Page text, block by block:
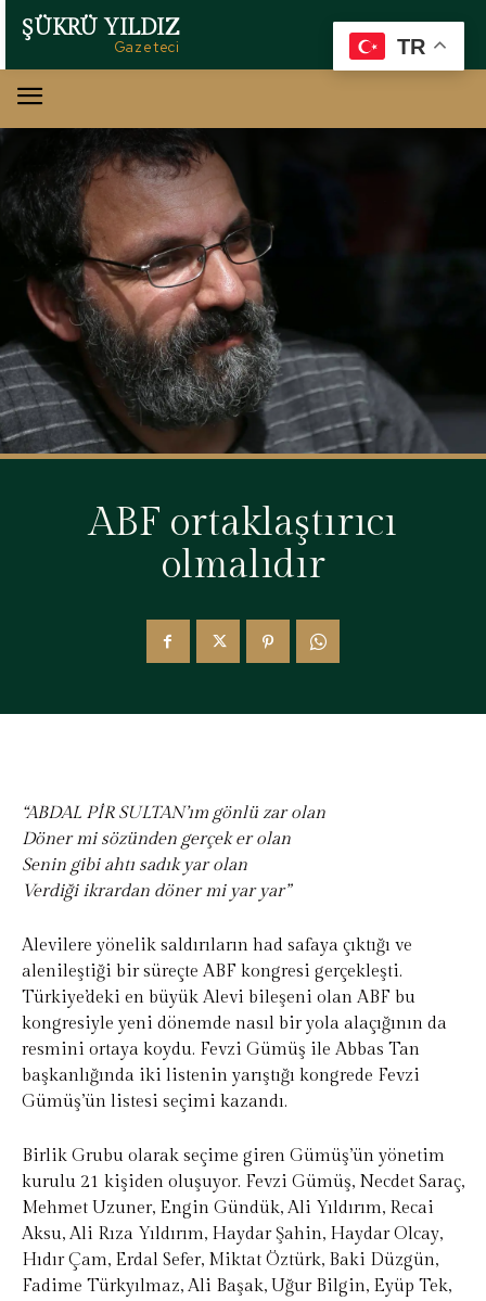
ŞÜKRÜ YILDIZ
Gazeteci
ABF ortaklaştırıcı
olmalıdır
“ABDAL PİR SULTAN’ım gönlü zar olan
Döner mi sözünden gerçek er olan
Senin gibi ahtı sadık yar olan
Verdiği ikrardan döner mi yar yar”
Alevilere yönelik saldırıların had safaya çıktığı ve
alenileştiği bir süreçte ABF kongresi gerçekleşti.
Türkiye’deki en büyük Alevi bileşeni olan ABF bu
kongresiyle yeni dönemde nasıl bir yola alaçığının da
resmini ortaya koydu. Fevzi Gümüş ile Abbas Tan
başkanlığında iki listenin yarıştığı kongrede Fevzi
Gümüş’ün listesi seçimi kazandı.
Birlik Grubu olarak seçime giren Gümüş’ün yönetim
kurulu 21 kişiden oluşuyor. Fevzi Gümüş, Necdet Saraç,
Mehmet Uzuner, Engin Gündük, Ali Yıldırım, Recai
Aksu, Ali Rıza Yıldırım, Haydar Şahin, Haydar Olcay,
Hıdır Çam, Erdal Sefer, Miktat Öztürk, Baki Düzgün,
Fadime Türkyılmaz, Ali Başak, Uğur Bilgin, Eyüp Tek,
TR